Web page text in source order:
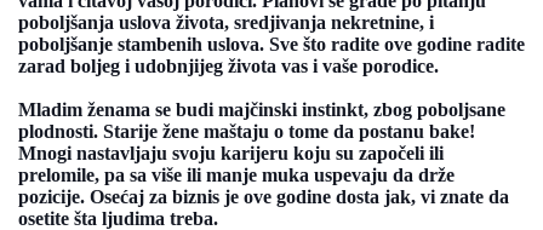
poboljšanja uslova života, sredjivanja nekretnine, i
poboljšanje stambenih uslova. Sve što radite ove godine radite
zarad boljeg i udobnjijeg života vas i vaše porodice.
Mladim ženama se budi majčinski instinkt, zbog poboljsane
plodnosti. Starije žene maštaju o tome da postanu bake!
Mnogi nastavljaju svoju karijeru koju su započeli ili
prelomile, pa sa više ili manje muka uspevaju da drže
pozicije. Osećaj za biznis je ove godine dosta jak, vi znate da
osetite šta ljudima treba.